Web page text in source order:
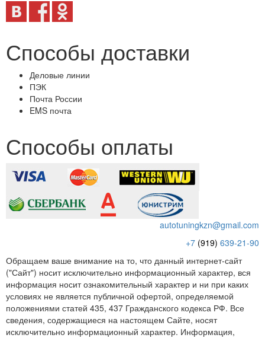
Способы доставки
Деловые линии
ПЭК
Почта России
EMS почта
Способы оплаты
autotuningkzn@gmail.com
+7 (919) 639-21-90
Обращаем ваше внимание на то, что данный интернет-сайт
("Сайт") носит исключительно информационный характер, вся
информация носит ознакомительный характер и ни при каких
условиях не является публичной офертой, определяемой
положениями статей 435, 437 Гражданского кодекса РФ. Все
сведения, содержащиеся на настоящем Сайте, носят
исключительно информационный характер. Информация,